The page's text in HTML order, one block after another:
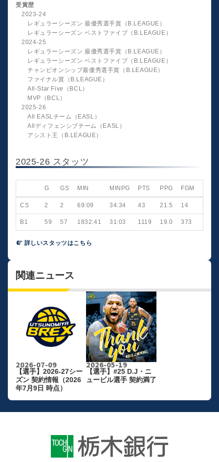
受賞歴
2023-24
レギュラーシーズン 最優秀選手賞（B.LEAGUE）
レギュラーシーズン ベストファイブ（B.LEAGUE）
2024-25
レギュラーシーズン 最優秀選手賞（B.LEAGUE）
レギュラーシーズン ベストファイブ（B.LEAGUE）
チャンピオンシップ最優秀選手賞（B.LEAGUE）
ファイナル賞（B.LEAGUE）
All-Star Five（BCL）
MVP（BCL）
2025-26
All EASLチーム（EASL）
Allディフェンシブチーム（EASL）
アシスト王（B.LEAGUE）
2025-26 スタッツ
G GS MIN MINPG PTS PPG FGM
CS 2 2 69:09 34:34 43 21.5 14 32
B1 59 57 1832:41 31:03 1119 19.0 373 750
詳しいスタッツはこちら
関連ニュース
2026-07-09
【選手】2026-27シー
ズン 契約情報（2026
年7月9日 時点）
2026-05-19
【選手】#25 D.J・ニ
ュービル選手 契約満了